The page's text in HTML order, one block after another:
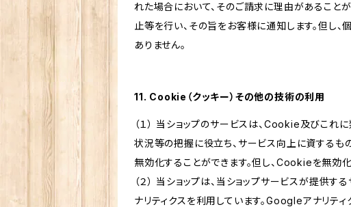
れた場合において、そのご請求に理由があること
止等を行い、その旨をお客様に通知します。但し
ありません。
11. Cookie（クッキー）その他の技術の利用
（１） 当ショップのサービスは、Cookie及びこれ
状況等の把握に役立ち、サービス向上に資する
無効化することができます。但し、Cookieを無効
（２） 当ショップは、当ショップサービスが提
ナリティクスを利用しています。Googleアナリテ